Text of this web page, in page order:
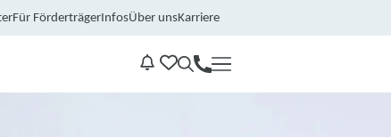
Für FörderträgerInfosÜber unsKarriere
Kontakt